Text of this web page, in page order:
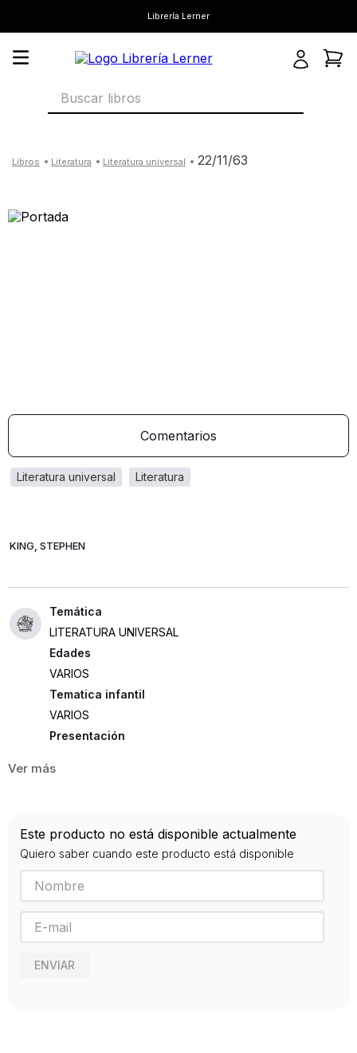
Librería Lerner
literatura literatura universal 22/11/63
Comentarios
literatura
literatura universal
KING, STEPHEN
LITERATURA UNIVERSAL
Edades
VARIOS
Tematica infantil
VARIOS
Presentación
9788490321287
Editorial
DEBOLSILLO
Año de publicación
2019
Este producto no está disponible actualmente
Quiero saber cuando este producto está disponible
ENVIAR